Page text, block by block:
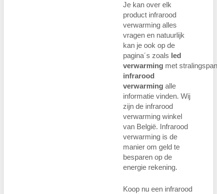
Je kan over elk
product infrarood
verwarming alles
vragen en natuurlijk
kan je ook op de
pagina´s zoals led
verwarming met
infrarood
verwarming alle
informatie vinden. Wij
zijn de infrarood
verwarming winkel
van België. Infrarood
verwarming is de
manier om geld te
besparen op de
energie rekening.
Koop nu een infrarood